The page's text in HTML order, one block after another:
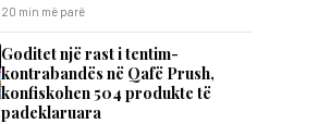
20 min më parë
Goditet një rast i tentim-
kontrabandës në Qafë Prush,
konfiskohen 504 produkte të
padeklaruara